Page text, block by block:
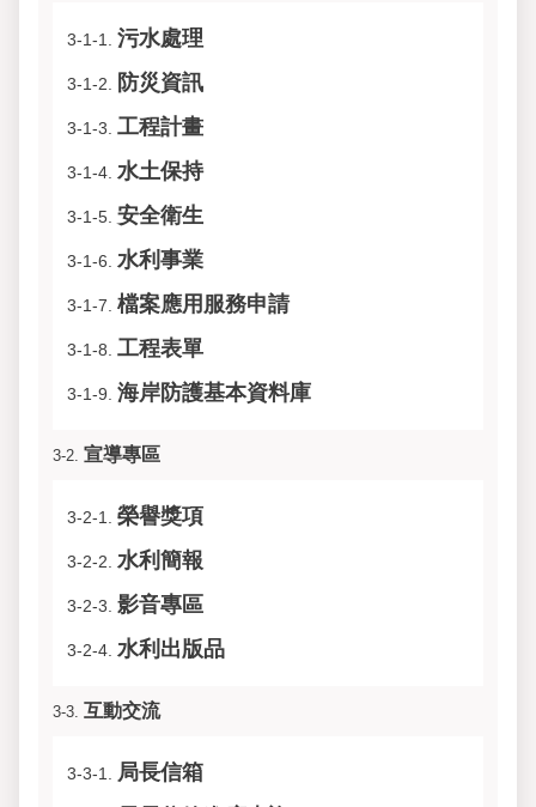
3-1-1. 污水處理
3-1-2. 防災資訊
3-1-3. 工程計畫
3-1-4. 水土保持
3-1-5. 安全衛生
3-1-6. 水利事業
3-1-7. 檔案應用服務申請
3-1-8. 工程表單
3-1-9. 海岸防護基本資料庫
3-2. 宣導專區
3-2-1. 榮譽獎項
3-2-2. 水利簡報
3-2-3. 影音專區
3-2-4. 水利出版品
3-3. 互動交流
3-3-1. 局長信箱